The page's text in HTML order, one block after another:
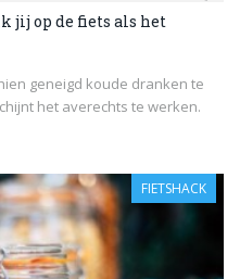
jij op de fiets als het
geneigd koude dranken te
het averechts te werken.
FIETSHACK